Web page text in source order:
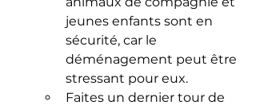
jeunes enfants sont en
sécurité, car le
déménagement peut être
stressant pour eux.
Faites un dernier tour de